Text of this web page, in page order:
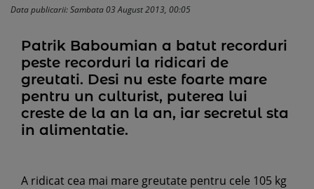
Data publicarii: Sambata 03 August 2013, 00:05
Patrik Baboumian a batut recorduri
peste recorduri la ridicari de
greutati. Desi nu este foarte mare
pentru un culturist, puterea lui
creste de la an la an, iar secretul sta
in alimentatie.
A ridicat cea mai mare greutate pentru cele 105 kg